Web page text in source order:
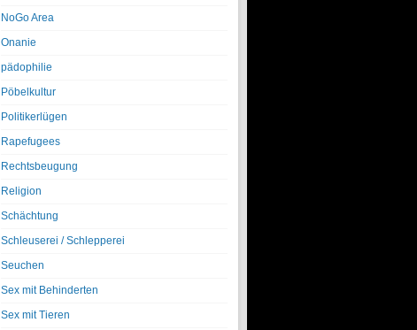
NoGo Area
Onanie
pädophilie
Pöbelkultur
Politikerlügen
Rapefugees
Rechtsbeugung
Religion
Schächtung
Schleuserei / Schlepperei
Seuchen
Sex mit Behinderten
Sex mit Tieren